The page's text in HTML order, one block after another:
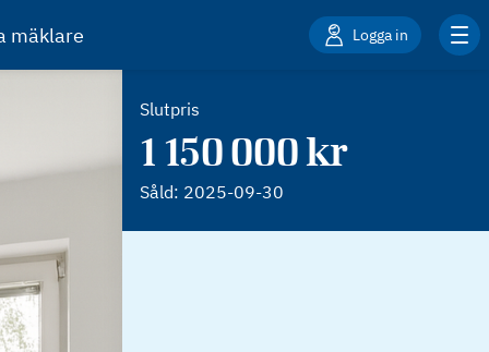
mäklare Logga in
Slutpris
1 150 000 kr
Såld: 2025-09-30